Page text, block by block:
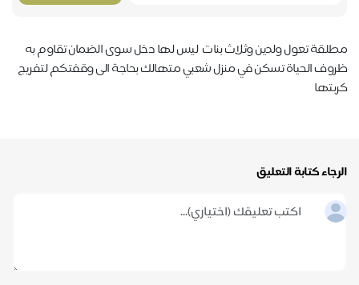
مطلقة تعول ولدين وثلاث بنات ليس لها دخل سوى الضمان تقاوم به
ظروف الحياة تسكن في منزل شعبي متهالك بحاجة الى وقفتكم لتفريج
كربتها
الرجاء كتابة التعليق